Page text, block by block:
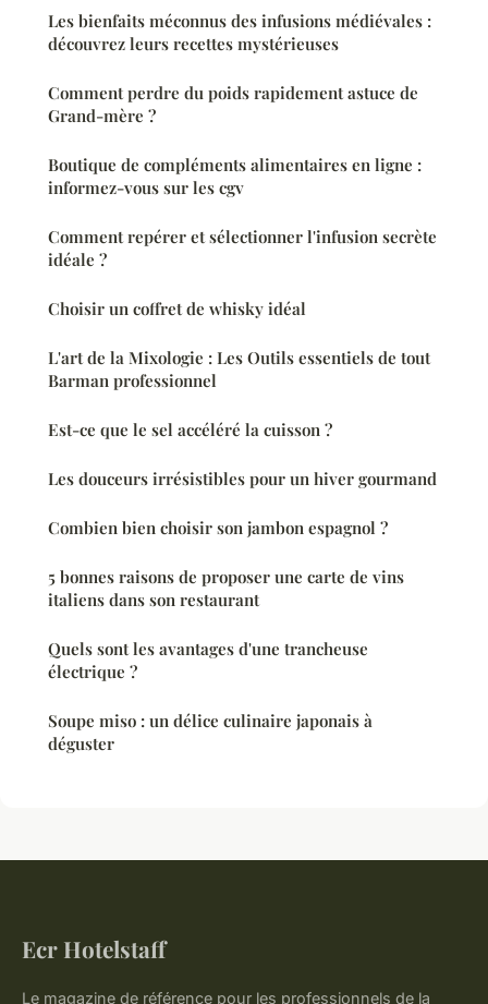
Les bienfaits méconnus des infusions médiévales :
découvrez leurs recettes mystérieuses
Comment perdre du poids rapidement astuce de
Grand-mère ?
Boutique de compléments alimentaires en ligne :
informez-vous sur les cgv
Comment repérer et sélectionner l'infusion secrète
idéale ?
Choisir un coffret de whisky idéal
L'art de la Mixologie : Les Outils essentiels de tout
Barman professionnel
Est-ce que le sel accéléré la cuisson ?
Les douceurs irrésistibles pour un hiver gourmand
Combien bien choisir son jambon espagnol ?
5 bonnes raisons de proposer une carte de vins
italiens dans son restaurant
Quels sont les avantages d'une trancheuse
électrique ?
Soupe miso : un délice culinaire japonais à
déguster
Ecr Hotelstaff
Le magazine de référence pour les professionnels de la